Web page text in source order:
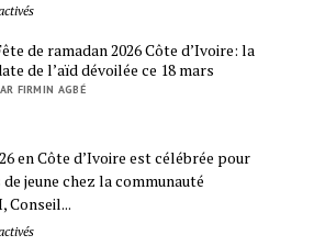
de ramadan 2026 Côte d’Ivoire: la
de l’aïd dévoilée ce 18 mars
FIRMIN AGBÉ
en Côte d’Ivoire est célébrée pour
jeune chez la communauté
Conseil...